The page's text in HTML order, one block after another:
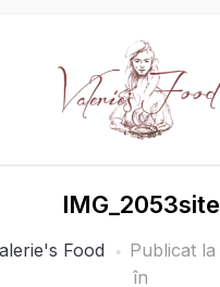
IMG_2053site
Food Publicat la
în